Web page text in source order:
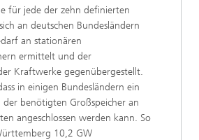
für jede der zehn definierten
an deutschen Bundesländern
an stationären
ermittelt und der
Kraftwerke gegenübergestellt.
in einigen Bundesländern ein
benötigten Großspeicher an
angeschlossen werden kann. So
10,2 GW